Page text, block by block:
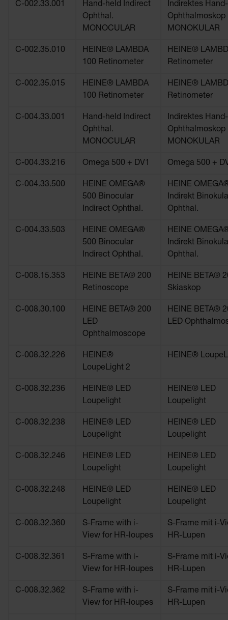
C-002.33.001
Hand-held Indirect
Ophthal.
MONOCULAR
Indirektes Hand-
Ophthalmoskop
MONOKULAR
C-002.35.010
HEINE® LAMBDA
100 Retinometer
HEINE®
Retinometer
C-002.35.015
HEINE® LAMBDA
100 Retinometer
HEINE®
Retinometer
C-004.33.001
Hand-held Indirect
Ophthal.
MONOCULAR
Indirektes Hand-
Ophthalmoskop
MONOKULAR
C-004.33.216 Omega 500 + DV1 Omega 500 +
C-004.33.500
HEINE OMEGA®
500 Binocular
Indirect Ophthal.
HEINE
Indirekt
Ophthal.
C-004.33.503
HEINE OMEGA®
500 Binocular
Indirect Ophthal.
HEINE
Indirekt
Ophthal.
C-008.15.353
HEINE BETA® 200
Retinoscope
HEINE BETA®
Skiaskop
C-008.30.100
HEINE BETA® 200
LED
Ophthalmoscope
HEINE BETA®
LED
C-008.32.226
HEINE®
LoupeLight 2
HEINE®
C-008.32.236
HEINE® LED
Loupelight
HEINE® LED
Loupelight
C-008.32.238
HEINE® LED
Loupelight
HEINE® LED
Loupelight
C-008.32.246
HEINE® LED
Loupelight
HEINE® LED
Loupelight
C-008.32.248
HEINE® LED
Loupelight
HEINE® LED
Loupelight
C-008.32.360
S-Frame with i-
View for HR-loupes
S-Frame mit i-
HR-Lupen
C-008.32.361
S-Frame with i-
View for HR-loupes
S-Frame mit i-
HR-Lupen
C-008.32.362
S-Frame with i-
View for HR-loupes
S-Frame mit i-
HR-Lupen